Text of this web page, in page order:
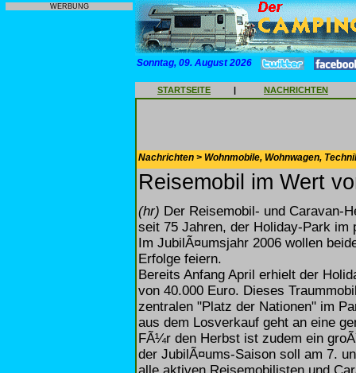
WERBUNG
Sonntag, 09. August 2026
STARTSEITE | NACHRICHTEN
Nachrichten > Wohnmobile, Wohnwagen,
Reisemobil im Wert
(hr) Der Reisemobil- und Caravan-
seit 75 Jahren, der Holiday-Park
Im JubilÃ¤umsjahr 2006 wollen
Erfolge feiern.
Bereits Anfang April erhielt der
von 40.000 Euro. Dieses
zentralen "Platz der Nationen" im
aus dem Losverkauf geht an eine
FÃ¼r den Herbst ist zudem ein
der JubilÃ¤ums-Saison soll am 7.
alle aktiven Reisemobilisten und